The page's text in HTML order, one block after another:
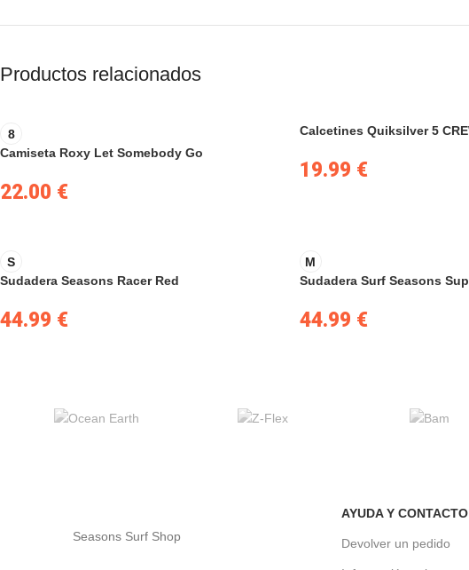
Productos relacionados
8
Camiseta Roxy Let Somebody Go
22.00 €
Calcetines Quiksilver 5
19.99 €
S
Sudadera Seasons Racer Red
44.99 €
M
Sudadera Surf Seasons
44.99 €
Seasons Surf Shop
AYUDA Y CONTACTO
Devolver un pedido